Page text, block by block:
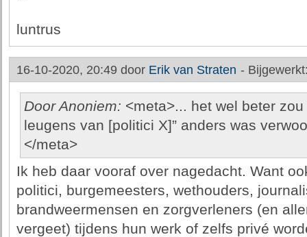
luntrus
16-10-2020, 20:49 door Erik van Straten -
Door Anoniem: <meta>... het wel beter
leugens van [politici X]” anders was
</meta>
Ik heb daar vooraf over nagedacht. Want
politici, burgemeesters, wethouders,
brandweermensen en zorgverleners (en
vergeet) tijdens hun werk of zelfs privé